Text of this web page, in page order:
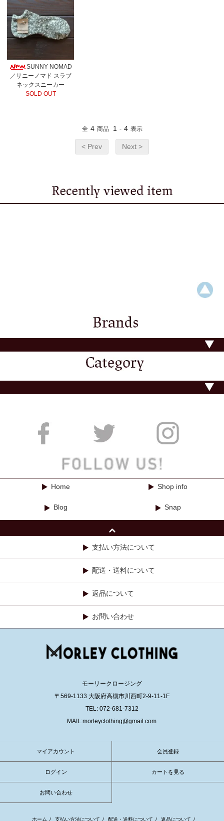
SUNNY NOMAD
／サニーノマド スラブ
ネックスニーカー
SOLD OUT
全 4 商品 1 - 4 表示
< Prev Next >
Home Shop info
Blog Snap
支払い方法について
配送・送料について
返品について
お問い合わせ
モーリークロージング
〒569-1133 大阪府高槻市川西町2-9-11-1F
TEL: 072-681-7312
MAIL:morleyclothing@gmail.com
マイアカウント 会員登録
ログイン カートを見る
お問い合わせ
ホーム / 支払い方法について / 配送・送料について / 返品について /